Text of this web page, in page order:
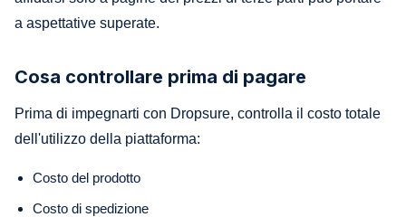
a aspettative superate.
Cosa controllare prima di pagare
Prima di impegnarti con Dropsure, controlla il costo totale
dell'utilizzo della piattaforma:
Costo del prodotto
Costo di spedizione